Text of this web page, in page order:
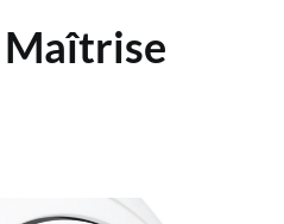
Maîtrise